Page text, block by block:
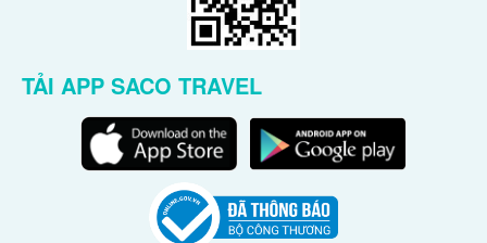
TẢI APP SACO TRAVEL